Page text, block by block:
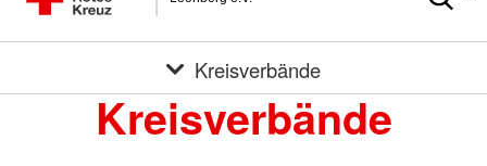
Kreisverbände
Kreisverbände